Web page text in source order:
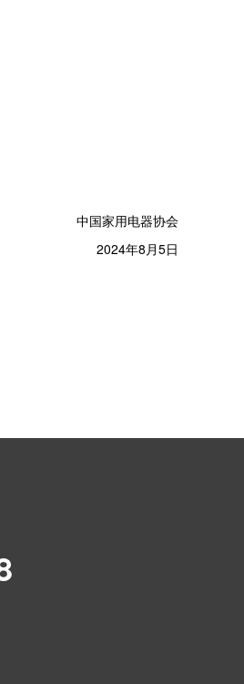
中国家用电器协会
2024年8月5日